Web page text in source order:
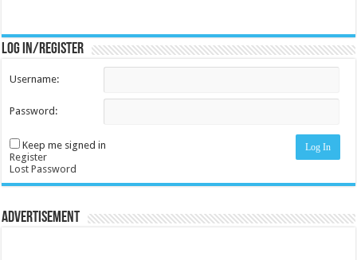
Log in/register
Username:
Password:
Keep me signed in Log In
Register
Lost Password
Advertisement